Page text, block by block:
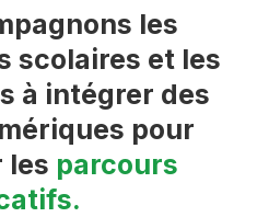
les
scolaires et les
à intégrer des
pour
les parcours